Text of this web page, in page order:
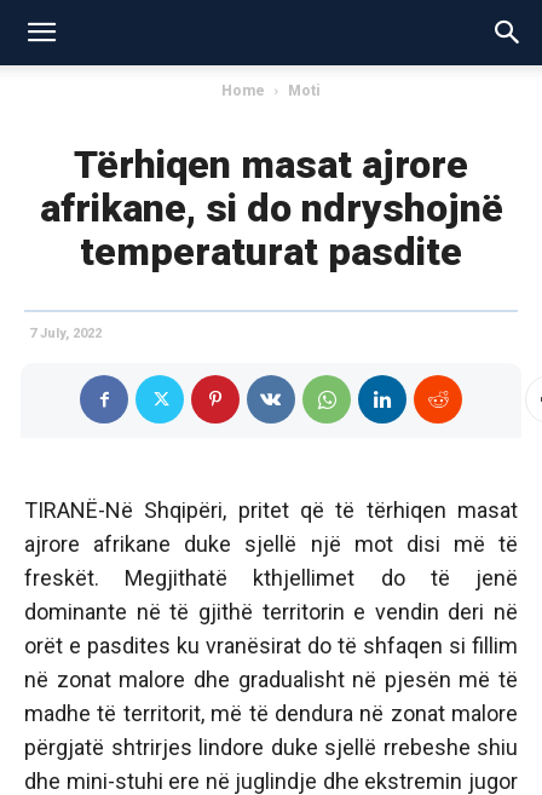
Home Moti
Tërhiqen masat ajrore
afrikane, si do ndryshojnë
temperaturat pasdite
7 July, 2022
TIRANË-Në Shqipëri, pritet që të tërhiqen masat
ajrore afrikane duke sjellë një mot disi më të
freskët. Megjithatë kthjellimet do të jenë
dominante në të gjithë territorin e vendin deri në
orët e pasdites ku vranësirat do të shfaqen si fillim
në zonat malore dhe gradualisht në pjesën më të
madhe të territorit, më të dendura në zonat malore
përgjatë shtrirjes lindore duke sjellë rrebeshe shiu
dhe mini-stuhi ere në juglindje dhe ekstremin jugor